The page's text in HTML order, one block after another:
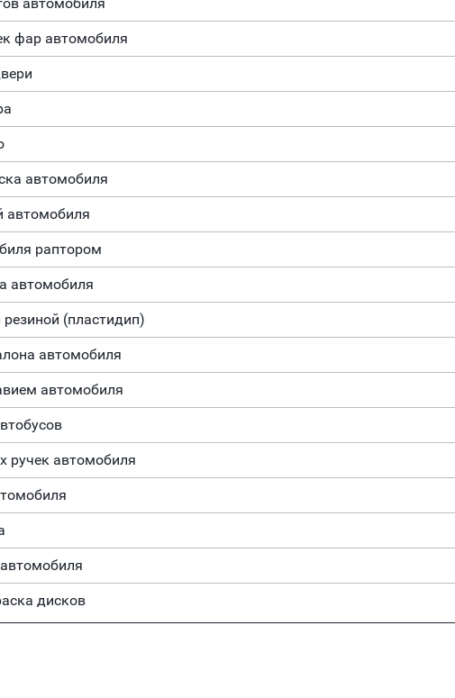
фар автомобиля
автомобиля
автомобиля
раптором
автомобиля
(пластидип)
автомобиля
автомобиля
ручек автомобиля
дисков